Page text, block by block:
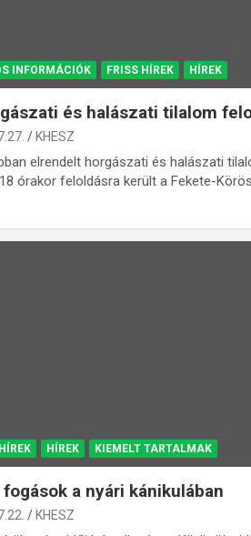
INFORMÁCIÓK FRISS HÍREK HÍREK
és halászati tilalom
KHESZ
elrendelt horgászati és halászati
órakor feloldásra került a Fekete-
HÍREK KIEMELT TARTALMAK
a nyári kánikulában
KHESZ